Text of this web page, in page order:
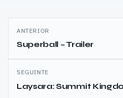
Navegação
de
artigos
ANTERIOR
Superball – Trailer
SEGUINTE
Laysara: Summit